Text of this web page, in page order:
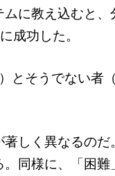
に教え込むと
成功した。
とそうでない者
しく異なるの
同様に、「困